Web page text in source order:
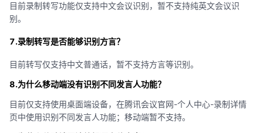
目前录制转写功能仅支持中文会议识别，暂不支持纯英文会议识
别。
7.录制转写是否能够识别方言？
目前转写仅支持中文普通话，暂不支持方言等识别。
8.为什么移动端没有识别不同发言人功能？
目前仅支持使用桌面端设备，在腾讯会议官网-个人中心-录制详情
页中使用识别不同发言人功能；移动端暂不支持。